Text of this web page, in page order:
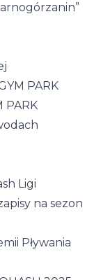
PARK
PARK
Ligi
na sezon
Pływania